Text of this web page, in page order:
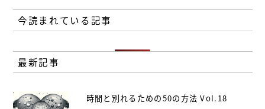
今読まれている記事
最新記事
時間と別れるための50の方法 Vol.18